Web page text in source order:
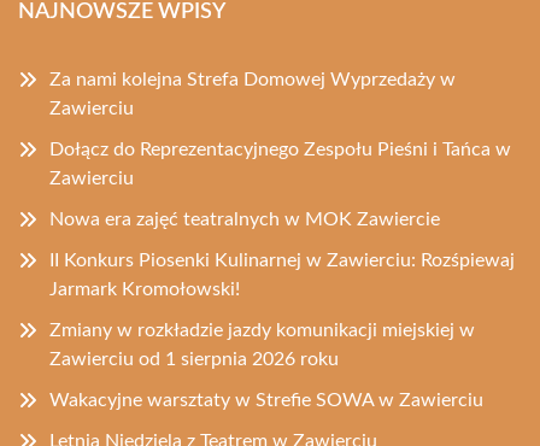
NAJNOWSZE WPISY
Za nami kolejna Strefa Domowej Wyprzedaży w
Zawierciu
Dołącz do Reprezentacyjnego Zespołu Pieśni i Tańca w
Zawierciu
Nowa era zajęć teatralnych w MOK Zawiercie
II Konkurs Piosenki Kulinarnej w Zawierciu: Rozśpiewaj
Jarmark Kromołowski!
Zmiany w rozkładzie jazdy komunikacji miejskiej w
Zawierciu od 1 sierpnia 2026 roku
Wakacyjne warsztaty w Strefie SOWA w Zawierciu
Letnia Niedziela z Teatrem w Zawierciu